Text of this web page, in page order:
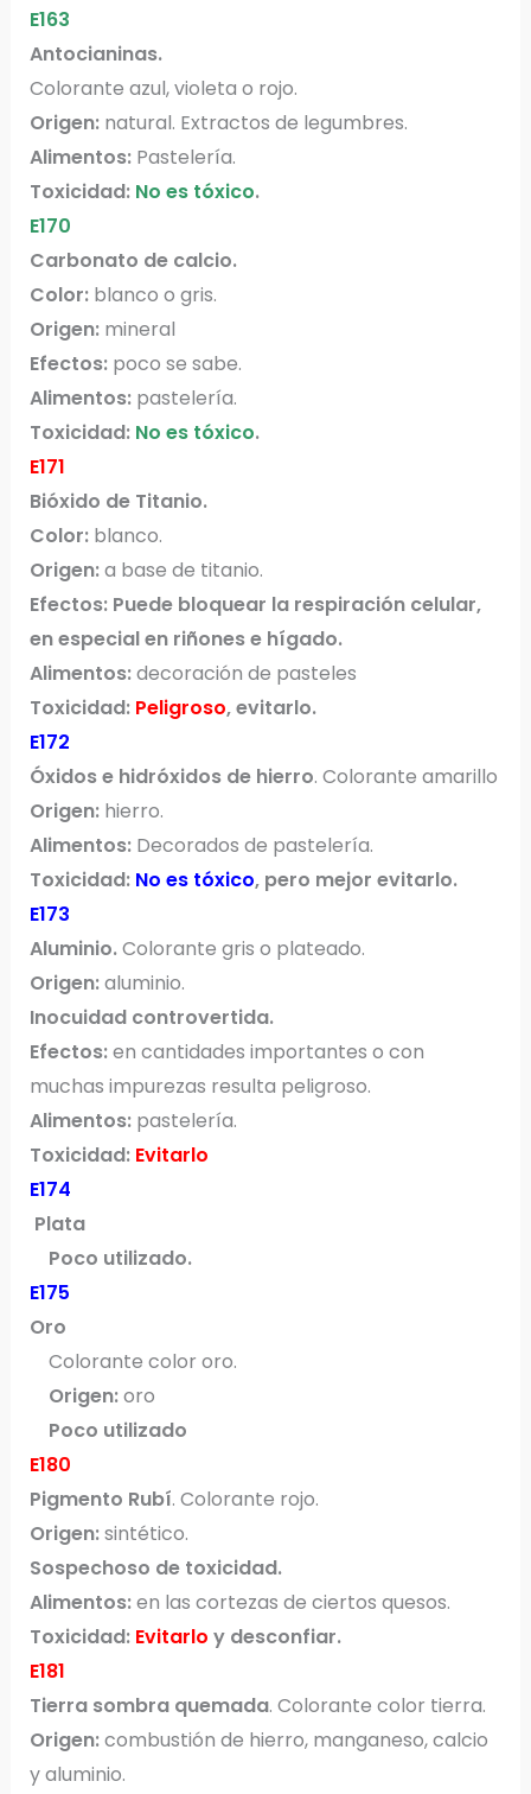
E163
Antocianinas.
Colorante azul, violeta o rojo.
Origen:natural. Extractos de legumbres.
Alimentos:Pastelería.
Toxicidad: No es tóxico.
E170
Carbonato de calcio.
Color:blanco o gris.
Origen:mineral
Efectos:poco se sabe.
Alimentos:pastelería.
Toxicidad: No es tóxico.
E171
Bióxido de Titanio.
Color:blanco.
Origen:a base de titanio.
Efectos: Puede bloquear la respiración celular,
en especial en riñones e hígado.
Alimentos:decoración de pasteles
Toxicidad: Peligroso, evitarlo.
E172
Óxidos e hidróxidos de hierro. Colorante amarillo
Origen:hierro.
Alimentos:Decorados de pastelería.
Toxicidad: No es tóxico, pero mejor evitarlo.
E173
Aluminio.Colorante gris o plateado.
Origen:aluminio.
Inocuidad controvertida.
Efectos:en cantidades importantes o con
muchas impurezas resulta peligroso.
Alimentos:pastelería.
Toxicidad: Evitarlo
E174
Plata
Poco utilizado.
E175
Oro
Colorante color oro.
Origen:oro
Poco utilizado
E180
Pigmento Rubí. Colorante rojo.
Origen:sintético.
Sospechoso de toxicidad.
Alimentos:en las cortezas de ciertos quesos.
Toxicidad: Evitarlo y desconfiar.
E181
Tierra sombra quemada. Colorante color tierra.
Origen:combustión de hierro, manganeso, calcio
y aluminio.